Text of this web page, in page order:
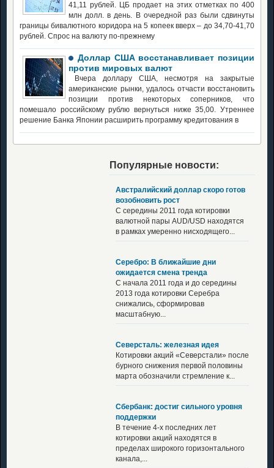
41,11 рублей. ЦБ продает на этих отметках по 400
млн долл. в день. В очередной раз были сдвинуты
границы бивалютного коридора на 5 копеек вверх – до 34,70-41,70
рублей. Спрос на валюту по-прежнему
Доллар США восстанавливает позиции
против мировых валют
Вчера доллару США, несмотря на закрытые
американские рынки, удалось отчасти восстановить
позиции против некоторых соперников, что
помешало российскому рублю вернуться ниже 35,00. Утреннее
решение Банка Японии расширить программу кредитования в
Популярные новости:
Австралийский доллар скоро готов
возобновить рост
С середины 2011 года котировки
валютной пары AUD/USD находятся
в рамках умеренно нисходящего...
Серебро: В ближайшие дни
ожидается смена тренда
С начала 2011 года и до середины
2013 года котировки Серебра
снижались, сформировав
масштабную...
Северсталь: железная идея
Котировки акций «Северстали» после
бурного снижения первой половины
марта обозначили стремление к...
Сбербанк: достиг сильного уровня
поддержки
В течение 4-х последних лет
котировки акций находятся в
пределах широкого горизонтального
канала,...